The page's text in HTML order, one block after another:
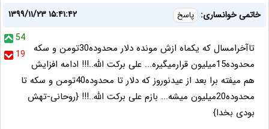
خاتمی خوانساری: پاسخ
۱۳۹۹/۱۱/۲۳ ۱۵:۴۱:۴۲
54
19
تاآخرامسال که یکماه ازش مونده دلار محدوده30تومن و سکه
محدوده15میلیون قرارمیگیره... علی برکت الله..!!! ادامه افزایش
هم میفته برا بعد از عیدنوروز که دلار تا محدوده40تومن و سکه تا
محدوده20میلیون میشه... بازم علی برکت الله..!!! {روحانی-تهش
بودی بخدا}